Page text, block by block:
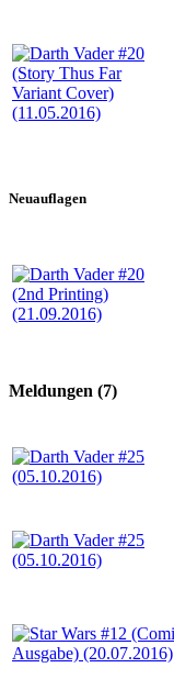
Neuauflagen
Meldungen (7)